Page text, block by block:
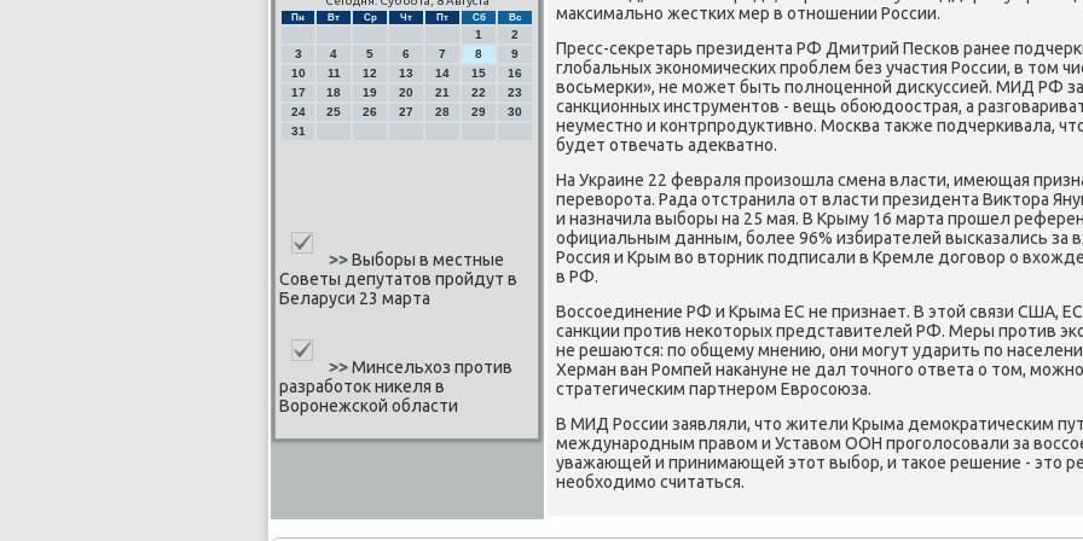
Пн Вт Ср Чт Пт Сб Вс
1
2
3
4 5 6 7 8
9
10
11 12 13 14 15
16
17
18 19 20 21 22
23
24
25 26 27 28 29
30
31
>>Выборы в местные
Советы депутатов пройдут в
Беларуси 23 марта
>>Минсельхоз против
разработок никеля в
Воронежской области
максимально жестких мер в отношении России.
Пресс-секретарь президента РФ Дмитрий Песков ранее
глобальных экономических проблем без участия России, в том
восьмерки», не может быть полноценной дискуссией. МИД РФ
санкционных инструментов - вещь обоюдоострая, а
неуместно и контрпродуктивно. Москва также подчеркивала,
будет отвечать адекватно.
На Украине 22 февраля произошла смена власти, имеющая
переворота. Рада отстранила от власти президента Виктора
и назначила выборы на 25 мая. В Крыму 16 марта прошел
официальным данным, более 96% избирателей высказались за
Россия и Крым во вторник подписали в Кремле договор о
в РФ.
Воссоединение РФ и Крыма ЕС не признает. В этой связи США,
санкции против некоторых представителей РФ. Меры против
не решаются: по общему мнению, они могут ударить по
Херман ван Ромпей накануне не дал точного ответа о том,
стратегическим партнером Евросоюза.
В МИД России заявляли, что жители Крыма демократическим
международным правом и Уставом ООН проголосовали за
уважающей и принимающей этот выбор, и такое решение - это
необходимо считаться.